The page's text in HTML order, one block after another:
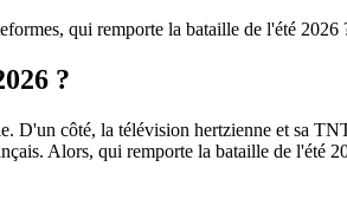
qui remporte la bataille de l'été 2026
?
D'un côté, la télévision hertzienne et sa
Alors, qui remporte la bataille de l'été